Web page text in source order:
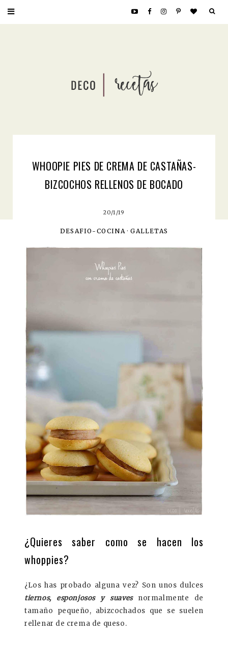
WHOOPIE PIES DE CREMA DE CASTAÑAS-
BIZCOCHOS RELLENOS DE BOCADO
20/1/19
DESAFIO-COCINA ·GALLETAS
¿Quieres saber como se hacen los
whoppies?
¿Los has probado alguna vez? Son unos dulces
tiernos, esponjosos y suaves normalmente de
tamaño pequeño, abizcochados que se suelen
rellenar de crema de queso.